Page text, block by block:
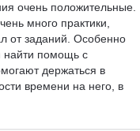
очень положительные.
много практики,
от заданий. Особенно
найти помощь с
держаться в
времени на него, в